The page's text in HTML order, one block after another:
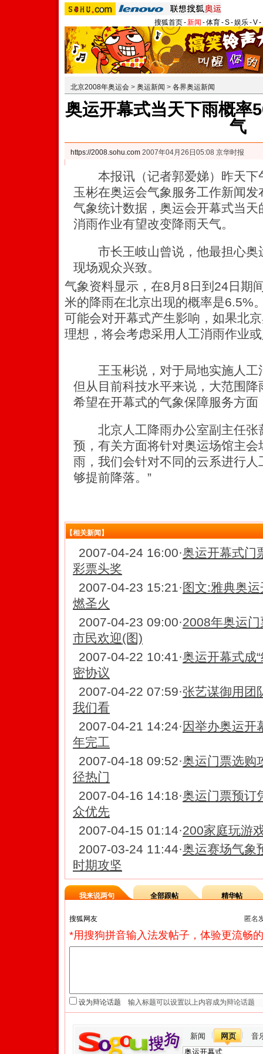
搜狐首页-新闻 -体育-S-娱乐-V-
北京2008年奥运会 > 奥运新闻 > 各界奥运新闻
奥运开幕式当天下雨概率
气
https://2008.sohu.com 2007年04月26日05:08 京华时报
本报讯（记者郭爱娣）昨天下
玉彬在奥运会气象服务工作新闻
气象统计数据，奥运会开幕式当
消雨作业有望改变降雨天气。
市长王岐山曾说，他最担心奥
现场观众兴致。
气象资料显示，在8月8日到24日期
米的降雨在北京出现的概率是6.5%
可能会对开幕式产生影响，如果北
理想，将会考虑采用人工消雨作业
王玉彬说，对于局地实施人工
但从目前科技水平来说，大范围降
希望在开幕式的气象保障服务方面
北京人工降雨办公室副主任张
预，有关方面将针对奥运场馆主会
雨，我们会针对不同的云系进行
够提前降落。”
【相关新闻】
2007-04-24 16:00·奥运开幕式门
彩票头奖
2007-04-23 15:21· 图文:雅典奥
燃圣火
2007-04-23 09:00·2008年奥运
市民欢迎(图)
2007-04-22 10:41·奥运开幕式成
密协议
2007-04-22 07:59·张艺谋御用团
我们看
2007-04-21 14:24· 因举办奥运开
年完工
2007-04-18 09:52·奥运门票选购
径热门
2007-04-16 14:18·奥运门票预订
众优先
2007-04-15 01:14·200家庭玩游
2007-03-24 11:44·奥运赛场气象
时期攻坚
我来说两句 全部跟帖 精华帖
匿名
*用搜狗拼音输入法发帖子，体验更流畅
设为辩论话题
新闻 网页 音